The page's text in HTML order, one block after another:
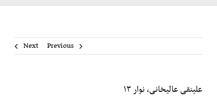
Previous
Next
علینقی عالیخانی، نوار ۱۳